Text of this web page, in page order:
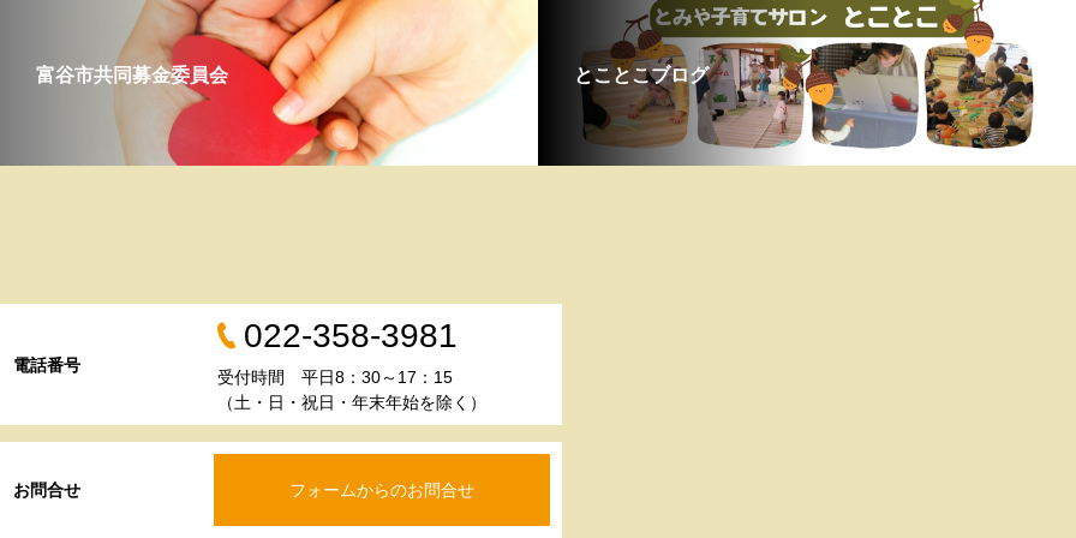
富谷市共同募金委員会 とことこブログ
お問合せ フォームからのお問合せ
電話番号
022-358-3981
受付時間 平日8：30～17：15
（土・日・祝日・年末年始を除く）